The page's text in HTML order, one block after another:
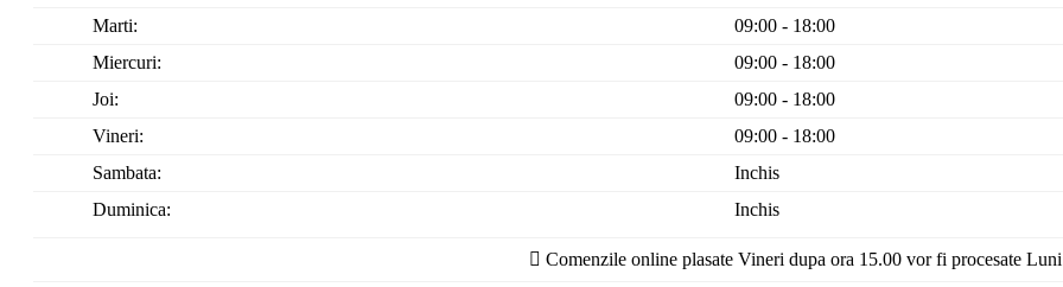
Marti:
09:00 - 18:00
Miercuri:
09:00 - 18:00
Joi:
09:00 - 18:00
Vineri:
09:00 - 18:00
Sambata:
Inchis
Duminica:
Inchis
Comenzile online plasate Vineri dupa ora 15.00 vor fi procesate